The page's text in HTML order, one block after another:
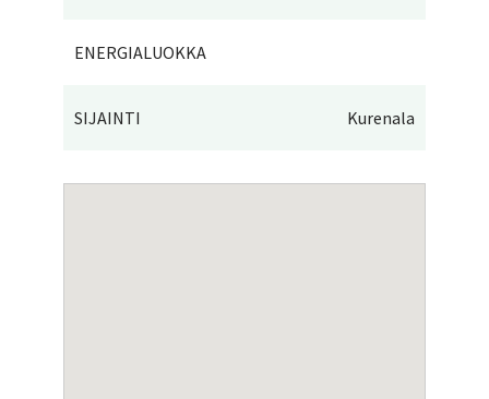
ENERGIALUOKKA
SIJAINTI Kurenala